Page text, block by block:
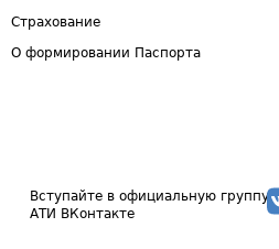
Страхование
О формировании Паспорта
Вступайте в официальную группу
АТИ ВКонтакте